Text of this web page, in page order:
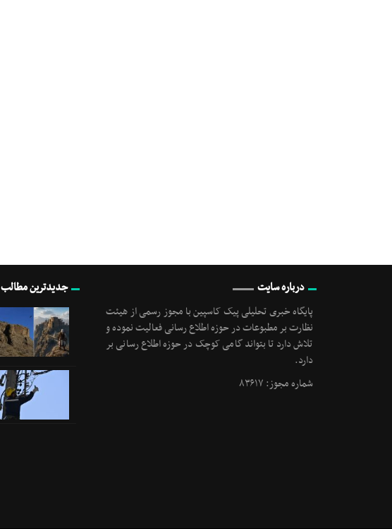
درباره سایت
پایگاه خبری تحلیلی پیک کاسپین با مجوز رسمی از هیئت
نظارت بر مطبوعات در حوزه اطلاع رسانی فعالیت نموده و
تلاش دارد تا بتواند گامی کوچک در حوزه اطلاع رسانی بر
دارد.
شماره مجوز: ۸۳۶۱۷
جدیدترین مطالب